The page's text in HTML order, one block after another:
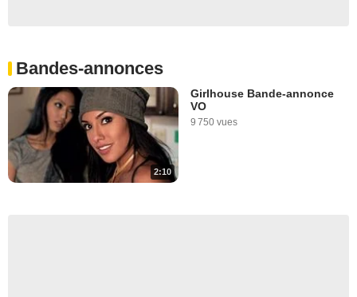
Bandes-annonces
2:10
Girlhouse Bande-annonce
VO
9 750 vues